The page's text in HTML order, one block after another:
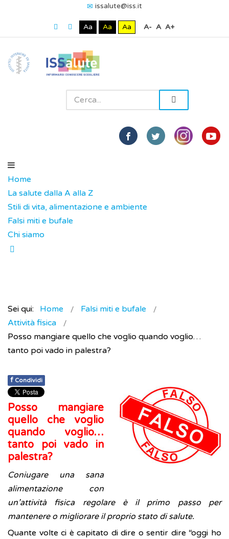
issalute@iss.it
Aa Aa Aa A- A A+
Home
La salute dalla A alla Z
Stili di vita, alimentazione e ambiente
Falsi miti e bufale
Chi siamo
Sei qui: Home
Falsi miti e bufale
Attività fisica
Posso mangiare quello che voglio quando voglio…
tanto poi vado in palestra?
f Condividi
Posso mangiare
quello che voglio
quando voglio…
tanto poi vado in
palestra?
Coniugare una sana
alimentazione con
un’attività fisica regolare è il primo passo per
mantenere o migliorare il proprio stato di salute.
Quante volte ci è capitato di dire o sentir dire “oggi ho